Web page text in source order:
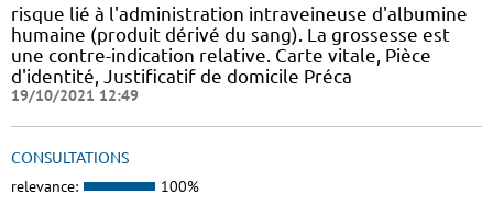
risque lié à l'administration intraveineuse d'albumine
humaine (produit dérivé du sang). La grossesse est
une contre-indication relative. Carte vitale, Pièce
d'identité, Justificatif de domicile Préca
19/10/2021 12:49
CONSULTATIONS
relevance: 100%